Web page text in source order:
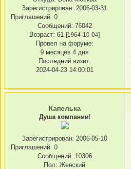
Зарегистрирован: 2006-03-31
Приглашений: 0
Сообщений: 76042
Возраст: 61 [1964-10-04]
Провел на форуме:
9 месяцев 4 дня
Последний визит:
2024-04-23 14:00:01
Капелька
Душа компании!
Зарегистрирован: 2006-05-10
Приглашений: 0
Сообщений: 10306
Пол: Женский